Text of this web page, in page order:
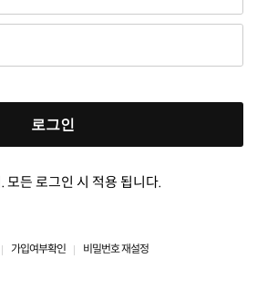
로그인
모든 로그인 시 적용 됩니다.
가입여부확인 비밀번호 재설정